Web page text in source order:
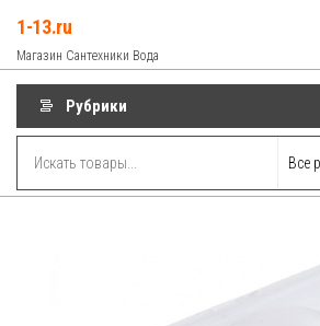
содержимому
1-13.ru
Магазин Сантехники Вода
Рубрики